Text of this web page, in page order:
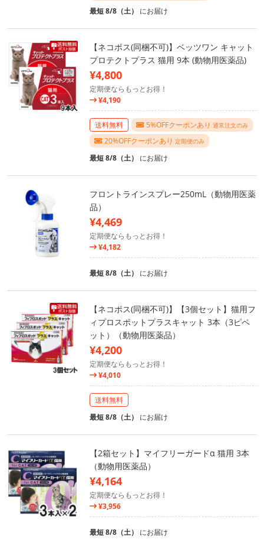
最短 8/8（土） にお届け
【ネコポス(同梱不可)】ベッツワン キャット
プロテクトプラス 猫用 9本 (動物用医薬品)
¥4,800
定期便ならもっとお得！
¥4,190
送料無料 5%OFFクーポンあり 通常注文のみ
20%OFFクーポンあり 定期便のみ
最短 8/8（土） にお届け
フロントラインスプレー250mL（動物用医薬
品）
¥4,469
定期便ならもっとお得！
¥4,182
最短 8/8（土） にお届け
【ネコポス(同梱不可)】【3個セット】猫用フ
ィプロスポットプラスキャット 3本（3ピペ
ット）（動物用医薬品）
¥4,200
定期便ならもっとお得！
¥4,010
送料無料
最短 8/8（土） にお届け
【2箱セット】マイフリーガードα 猫用 3本
（動物用医薬品）
¥4,164
定期便ならもっとお得！
¥3,956
最短 8/8（土） にお届け